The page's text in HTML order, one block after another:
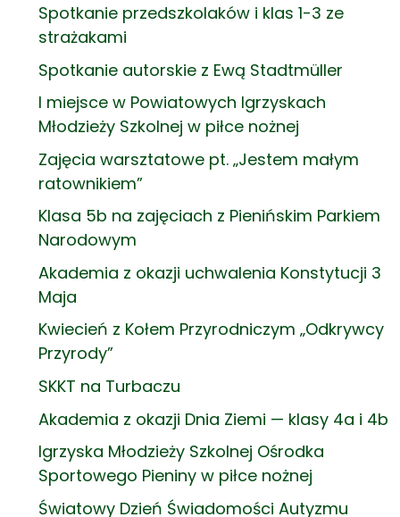
Spotkanie przedszkolaków i klas 1-3 ze
strażakami
Spotkanie autorskie z Ewą Stadtmüller
I miejsce w Powiatowych Igrzyskach
Młodzieży Szkolnej w piłce nożnej
Zajęcia warsztatowe pt. „Jestem małym
ratownikiem”
Klasa 5b na zajęciach z Pienińskim Parkiem
Narodowym
Akademia z okazji uchwalenia Konstytucji 3
Maja
Kwiecień z Kołem Przyrodniczym „Odkrywcy
Przyrody”
SKKT na Turbaczu
Akademia z okazji Dnia Ziemi — klasy 4a i 4b
Igrzyska Młodzieży Szkolnej Ośrodka
Sportowego Pieniny w piłce nożnej
Światowy Dzień Świadomości Autyzmu